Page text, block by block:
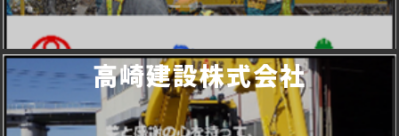
高崎建設株式会社